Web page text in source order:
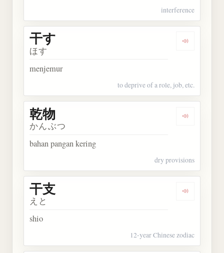
interference
Dengarkan
干す
ほす
menjemur
to deprive of a role, job, etc.
Dengarkan
乾物
かんぶつ
bahan pangan kering
dry provisions
Dengarkan
干支
えと
shio
12-year Chinese zodiac